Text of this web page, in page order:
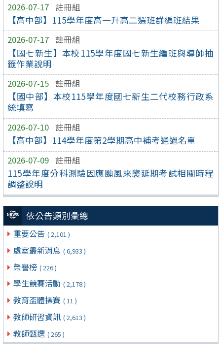
2026-07-17 註冊組
【高中部】115學年度高一升高二選班群編班結果
2026-07-17 註冊組
【國七新生】本校115學年度國七新生編班與導師抽
籤作業說明
2026-07-15 註冊組
【國中部】本校115學年度國七新生二代校務行政系
統填寫
2026-07-10 註冊組
【高中部】114學年度第2學期高中補考通過名單
2026-07-09 註冊組
115學年度分科測驗因應颱風來襲延期考試相關時程
調整說明
依公告類別彙總
重要公告 ( 2,101 )
處室最新消息 ( 6,933 )
榮譽榜 ( 226 )
學生競賽活動 ( 2,178 )
教育盃體操賽 ( 11 )
教師研習資訊 ( 2,613 )
教師甄選 ( 265 )